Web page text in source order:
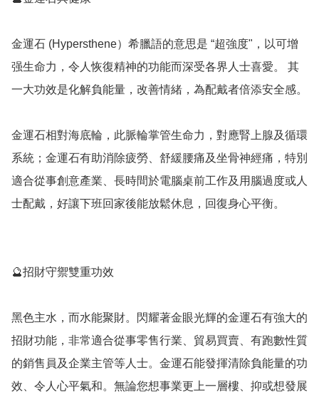
金運石 (Hypersthene）希臘語的意思是 “超強度"，以可增
强生命力，令人恢復精神的功能而深受各界人士喜愛。 其
一大功效是化解負能量，改善情緒，為配戴者倍添安全感。
金運石相對海底輪，此脈輪掌管生命力，對應腎上腺及循環
系統；金運石有助消除疲勞、舒緩腰痛及坐骨神經痛，特別
適合從事創意產業、長時間於電腦桌前工作及用腦過度或人
士配戴，好讓下班回家後能放鬆休息，回復身心平衡。
🔮招財守禦雙重功效
黑色主水，而水能聚財。閃耀著金眼光輝的金運石有強大的
招財功能，非常適合從事零售行業、貿易買賣、有跑數性質
的銷售員及企業主管等人士。金運石能發揮清除負能量的功
效、令人心平氣和。無論您想事業更上一層樓、抑或想發展